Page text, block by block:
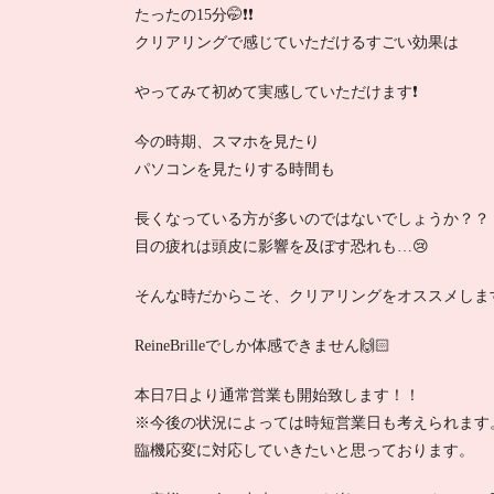
たったの15分🤭❗️❗️
クリアリングで感じていただけるすごい効果は
やってみて初めて実感していただけます❗️
今の時期、スマホを見たり
パソコンを見たりする時間も
長くなっている方が多いのではないでしょうか？？
目の疲れは頭皮に影響を及ぼす恐れも…😢
そんな時だからこそ、クリアリングをオススメしま
ReineBrilleでしか体感できません🙌🏻
本日7日より通常営業も開始致します！！
※今後の状況によっては時短営業日も考えられます
臨機応変に対応していきたいと思っております。